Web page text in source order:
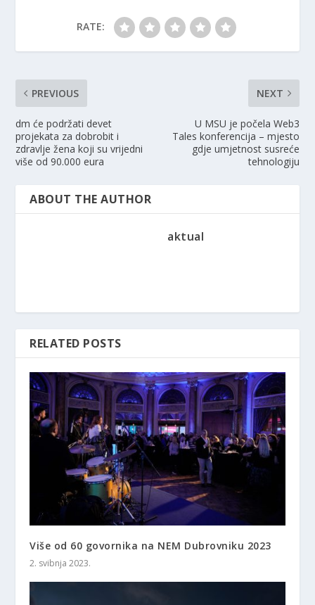
RATE:
PREVIOUS
dm će podržati devet
projekata za dobrobit i
zdravlje žena koji su vrijedni
više od 90.000 eura
NEXT
U MSU je počela Web3
Tales konferencija – mjesto
gdje umjetnost susreće
tehnologiju
ABOUT THE AUTHOR
aktual
RELATED POSTS
Više od 60 govornika na NEM Dubrovniku 2023
2. svibnja 2023.